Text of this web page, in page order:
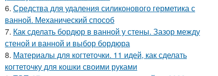
6. Средства для удаления силиконового герметика с
ванной. Механический способ
7. Как сделать бордюр в ванной у стены. Зазор между
стеной и ванной и выбор бордюра
8. Материалы для когтеточки. 11 идей, как сделать
когтеточку для кошки своими руками